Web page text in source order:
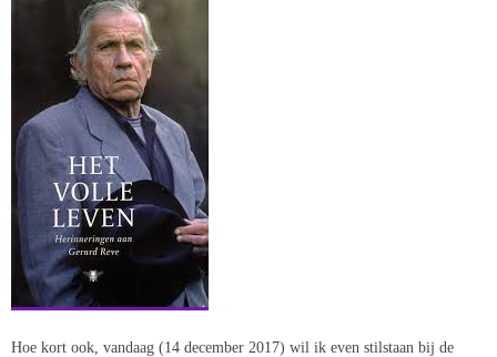
Hoe kort ook, vandaag (14 december 2017) wil ik even stilstaan bij de